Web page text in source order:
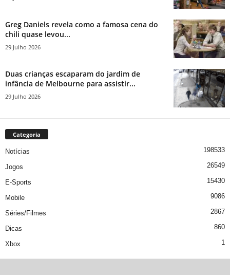
Greg Daniels revela como a famosa cena do
chili quase levou...
29 Julho 2026
Duas crianças escaparam do jardim de
infância de Melbourne para assistir...
29 Julho 2026
Categoria
Notícias 198533
Jogos 26549
E-Sports 15430
Mobile 9086
Séries/Filmes 2867
Dicas 860
Xbox 1